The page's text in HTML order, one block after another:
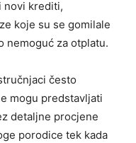
novi krediti,
koje su se gomilale
nemoguć za otplatu.
često
mogu predstavljati
detaljne procjene
porodice tek kada